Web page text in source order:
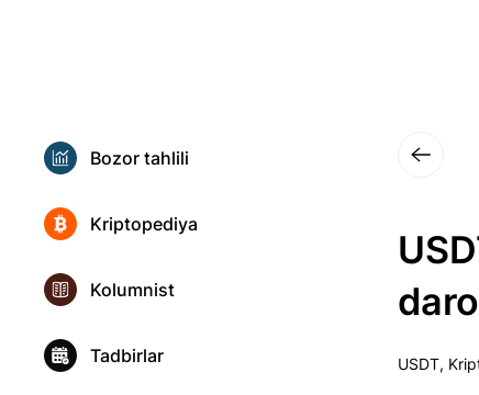
USDT,
Kriptopediya
Kolumnist
Tadbirlar
Bozor tahlili